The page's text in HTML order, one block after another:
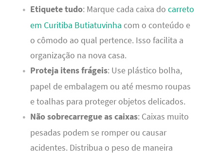
Etiquete tudo: Marque cada caixa do carreto
em Curitiba Butiatuvinha com o conteúdo e
o cômodo ao qual pertence. Isso facilita a
organização na nova casa.
Proteja itens frágeis: Use plástico bolha,
papel de embalagem ou até mesmo roupas
e toalhas para proteger objetos delicados.
Não sobrecarregue as caixas: Caixas muito
pesadas podem se romper ou causar
acidentes. Distribua o peso de maneira